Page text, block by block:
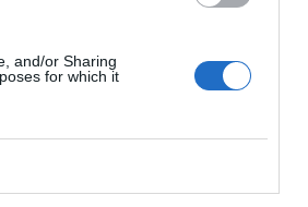
and/or Sharing
for which it
Kur
Drošība
Bērna